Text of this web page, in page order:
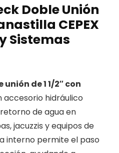
Doble Unión
CEPEX
Sistemas
de 1 1/2″ con
accesorio hidráulico
de agua en
jacuzzis y equipos de
interno permite el paso